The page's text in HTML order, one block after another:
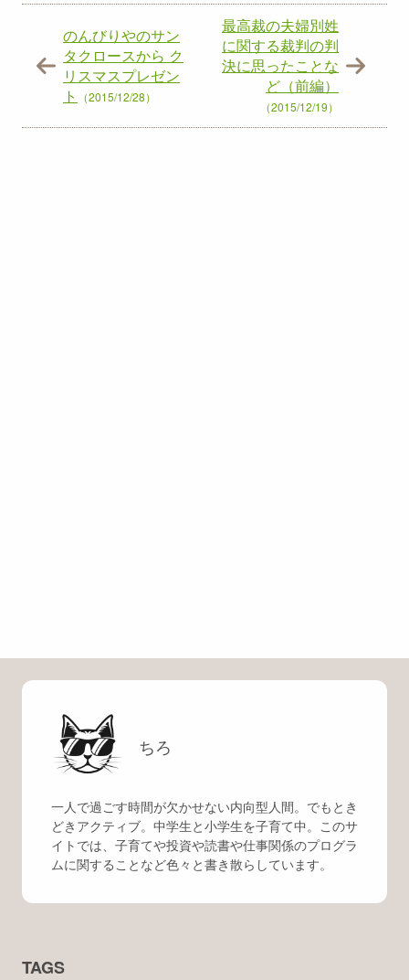
のんびりやのサン
タクロースから ク
リスマスプレゼン
ト
（2015/12/28）
最高裁の夫婦別姓
に関する裁判の判
決に思ったことな
ど（前編）
（2015/12/19）
ちろ
一人で過ごす時間が欠かせない内向型人間。でもとき
どきアクティブ。中学生と小学生を子育て中。このサ
イトでは、子育てや投資や読書や仕事関係のプログラ
ムに関することなど色々と書き散らしています。
TAGS